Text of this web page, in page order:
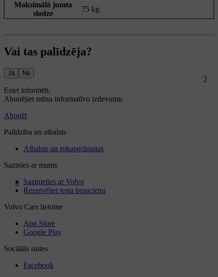
4
3
Maksimālā jumta
slodze
75 kg
Vai tas palīdzēja?
Jā Nē